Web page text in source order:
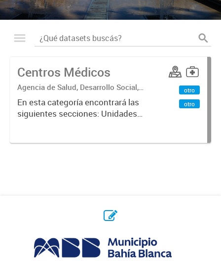
Centros Médicos
Agencia de Salud, Desarrollo Social,
Ambiente y Hábitat
En esta categoría encontrará las
siguientes secciones: Unidades
Respiratorios,
otro
otro